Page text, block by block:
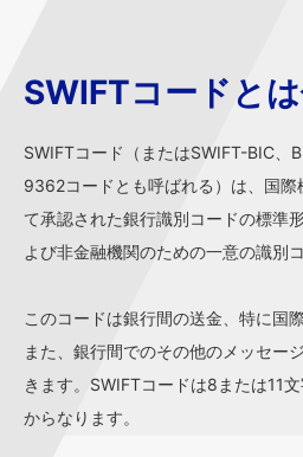
SWIFTコードと
SWIFTコード（またはSWIFT-BIC、
9362コードとも呼ばれる）は、国際
て承認された銀行識別コードの標準
よび非金融機関のための一意の識別コ
このコードは銀行間の送金、特に国
また、銀行間でのその他のメッセー
きます。SWIFTコードは8または11
からなります。